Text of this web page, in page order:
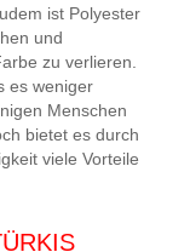
ist Polyester
und
zu verlieren.
es weniger
Menschen
bietet es durch
viele Vorteile